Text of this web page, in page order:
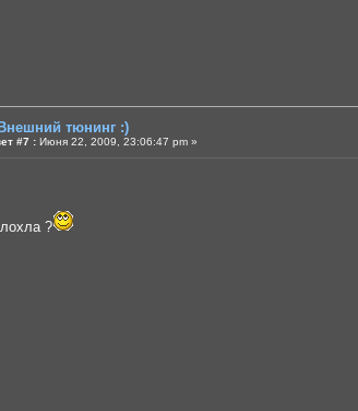
тюнинг :)
#7 : Июня 22, 2009, 23:06:47 pm »
?